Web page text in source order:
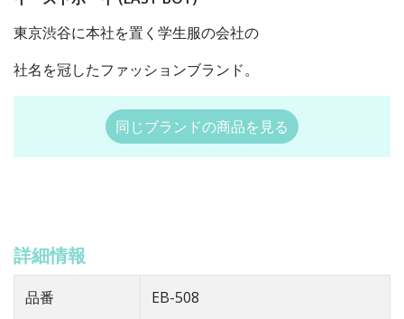
東京渋谷に本社を置く学生服の会社の
社名を冠したファッションブランド。
同じブランドの商品を見る
詳細情報
品番 EB-508